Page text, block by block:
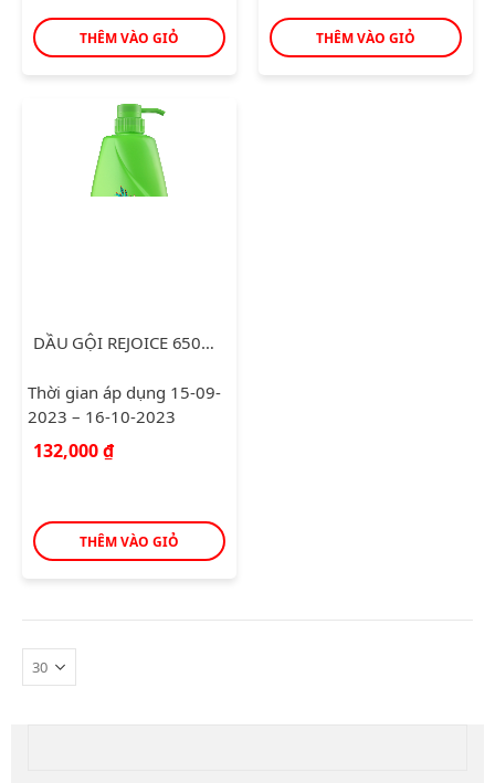
THÊM VÀO GIỎ THÊM VÀO GIỎ
DẦU GỘI REJOICE 650ML SIÊU MƯỢT
Thời gian áp dụng 15-09-
2023 – 16-10-2023
132,000₫
THÊM VÀO GIỎ